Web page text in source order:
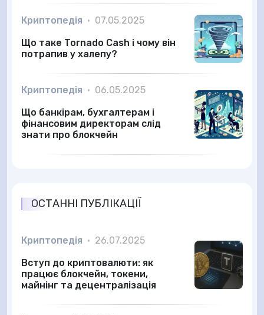
Криптопедія • 07.05.2025
Що таке Tornado Cash і чому він
потрапив у халепу?
Криптопедія • 06.05.2025
Що банкірам, бухгалтерам і
фінансовим директорам слід
знати про блокчейн
ОСТАННІ ПУБЛІКАЦІЇ
Криптопедія • 26.07.2025
Вступ до криптовалюти: як
працює блокчейн, токени,
майнінг та децентралізація